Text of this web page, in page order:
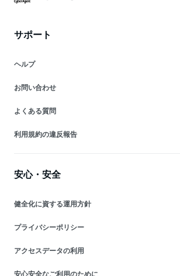
サポート
ヘルプ
お問い合わせ
よくある質問
利用規約の違反報告
安心・安全
健全化に資する運用方針
プライバシーポリシー
アクセスデータの利用
安心安全なご利用のために